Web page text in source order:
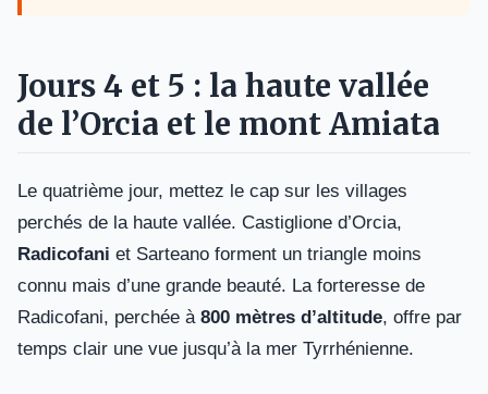
Jours 4 et 5 : la haute vallée
de l’Orcia et le mont Amiata
Le quatrième jour, mettez le cap sur les villages
perchés de la haute vallée. Castiglione d’Orcia,
Radicofani et Sarteano forment un triangle moins
connu mais d’une grande beauté. La forteresse de
Radicofani, perchée à 800 mètres d’altitude, offre par
temps clair une vue jusqu’à la mer Tyrrhénienne.